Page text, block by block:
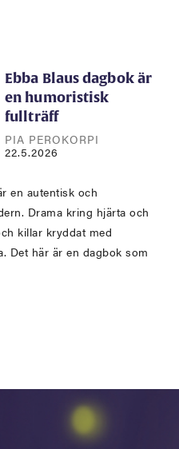
Ebba Blaus dagbok är
en humoristisk
fullträff
PIA PEROKORPI
22.5.2026
en autentisk och
Drama kring hjärta och
killar kryddat med
Det här är en dagbok som